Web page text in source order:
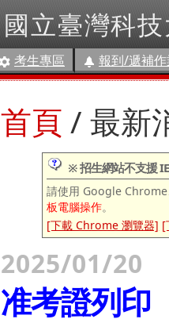
國立臺灣科
考生專區 報到/遞補
首頁 / 最新
※ 招生網站不支援
請使用 Google
板電腦操作。
[下載 Chrome 瀏覽器] [
2025/01/20
准考證列印